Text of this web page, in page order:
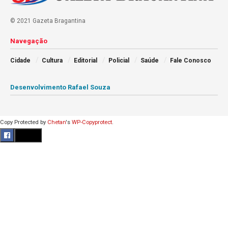
© 2021 Gazeta Bragantina
Navegação
Cidade Cultura Editorial Policial Saúde Fale Conosco
Desenvolvimento Rafael Souza
Copy Protected by Chetan's WP-Copyprotect.